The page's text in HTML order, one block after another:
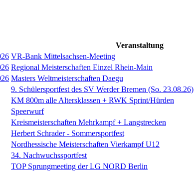
Veranstaltung
VR-Bank Mittelsachsen-Meeting
Regional Meisterschaften Einzel Rhein-Main
Masters Weltmeisterschaften Daegu
9. Schülersportfest des SV Werder Bremen (So. 23.08.26)
KM 800m alle Altersklassen + RWK Sprint/Hürden
Speerwurf
Kreismeisterschaften Mehrkampf + Langstrecken
Herbert Schrader - Sommersportfest
Nordhessische Meisterschaften Vierkampf U12
34. Nachwuchssportfest
TOP Sprungmeeting der LG NORD Berlin